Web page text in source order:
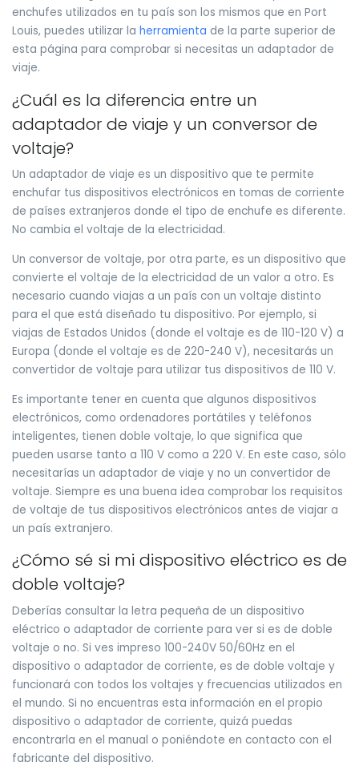
enchufes utilizados en tu país son los mismos que en Port
Louis, puedes utilizar la herramienta de la parte superior de
esta página para comprobar si necesitas un adaptador de
viaje.
¿Cuál es la diferencia entre un
adaptador de viaje y un conversor de
voltaje?
Un adaptador de viaje es un dispositivo que te permite
enchufar tus dispositivos electrónicos en tomas de corriente
de países extranjeros donde el tipo de enchufe es diferente.
No cambia el voltaje de la electricidad.
Un conversor de voltaje, por otra parte, es un dispositivo que
convierte el voltaje de la electricidad de un valor a otro. Es
necesario cuando viajas a un país con un voltaje distinto
para el que está diseñado tu dispositivo. Por ejemplo, si
viajas de Estados Unidos (donde el voltaje es de 110-120 V) a
Europa (donde el voltaje es de 220-240 V), necesitarás un
convertidor de voltaje para utilizar tus dispositivos de 110 V.
Es importante tener en cuenta que algunos dispositivos
electrónicos, como ordenadores portátiles y teléfonos
inteligentes, tienen doble voltaje, lo que significa que
pueden usarse tanto a 110 V como a 220 V. En este caso, sólo
necesitarías un adaptador de viaje y no un convertidor de
voltaje. Siempre es una buena idea comprobar los requisitos
de voltaje de tus dispositivos electrónicos antes de viajar a
un país extranjero.
¿Cómo sé si mi dispositivo eléctrico es de
doble voltaje?
Deberías consultar la letra pequeña de un dispositivo
eléctrico o adaptador de corriente para ver si es de doble
voltaje o no. Si ves impreso 100-240V 50/60Hz en el
dispositivo o adaptador de corriente, es de doble voltaje y
funcionará con todos los voltajes y frecuencias utilizados en
el mundo. Si no encuentras esta información en el propio
dispositivo o adaptador de corriente, quizá puedas
encontrarla en el manual o poniéndote en contacto con el
fabricante del dispositivo.